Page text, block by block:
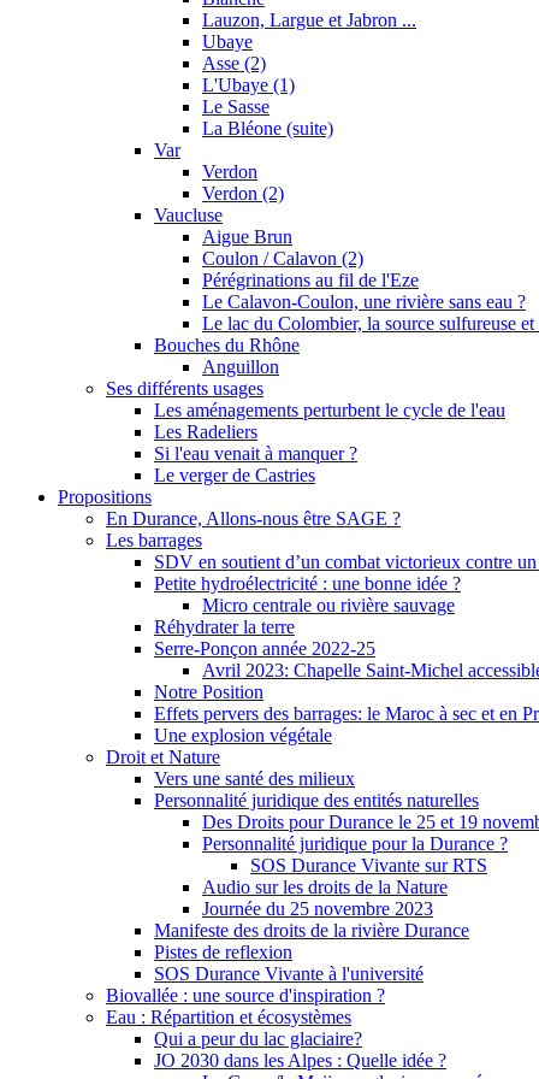
Lauzon, Largue et Jabron ...
Ubaye
Asse (2)
L'Ubaye (1)
Le Sasse
La Bléone (suite)
Var
Verdon
Verdon (2)
Vaucluse
Aigue Brun
Coulon / Calavon (2)
Pérégrinations au fil de l'Eze
Le Calavon-Coulon, une rivière sans eau ?
Le lac du Colombier, la source sulfureuse
Bouches du Rhône
Anguillon
Ses différents usages
Les aménagements perturbent le cycle de l'eau
Les Radeliers
Si l'eau venait à manquer ?
Le verger de Castries
Propositions
En Durance, Allons-nous être SAGE ?
Les barrages
SDV en soutient d’un combat victorieux contre un
Petite hydroélectricité : une bonne idée ?
Micro centrale ou rivière sauvage
Réhydrater la terre
Serre-Ponçon année 2022-25
Avril 2023: Chapelle Saint-Michel
Notre Position
Effets pervers des barrages: le Maroc à sec et en
Une explosion végétale
Droit et Nature
Vers une santé des milieux
Personnalité juridique des entités naturelles
Des Droits pour Durance le 25 et 19
Personnalité juridique pour la Durance ?
SOS Durance Vivante sur RTS
Audio sur les droits de la Nature
Journée du 25 novembre 2023
Manifeste des droits de la rivière Durance
Pistes de reflexion
SOS Durance Vivante à l'université
Biovallée : une source d'inspiration ?
Eau : Répartition et écosystèmes
Qui a peur du lac glaciaire?
JO 2030 dans les Alpes : Quelle idée ?